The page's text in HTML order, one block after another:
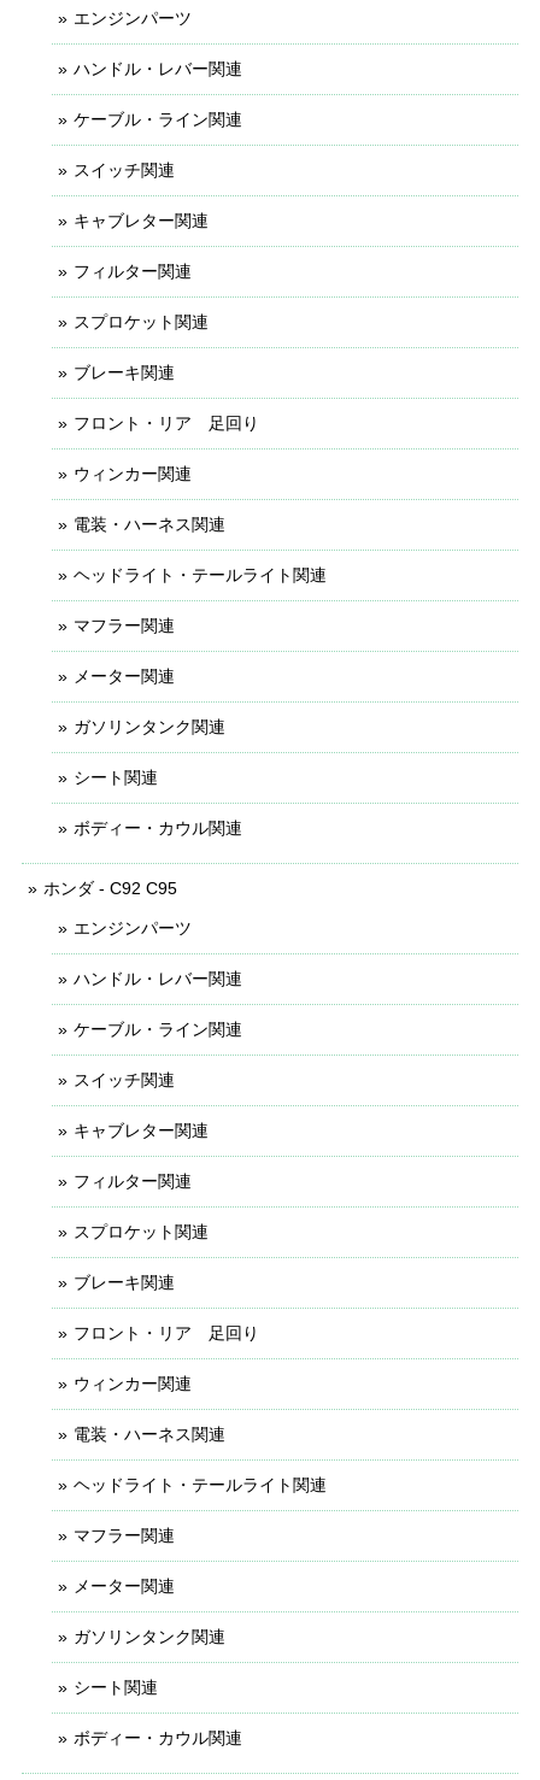
エンジンパーツ
ハンドル・レバー関連
ケーブル・ライン関連
スイッチ関連
キャブレター関連
フィルター関連
スプロケット関連
ブレーキ関連
フロント・リア 足回り
ウィンカー関連
電装・ハーネス関連
ヘッドライト・テールライト関連
マフラー関連
メーター関連
ガソリンタンク関連
シート関連
ボディー・カウル関連
ホンダ - C92 C95
エンジンパーツ
ハンドル・レバー関連
ケーブル・ライン関連
スイッチ関連
キャブレター関連
フィルター関連
スプロケット関連
ブレーキ関連
フロント・リア 足回り
ウィンカー関連
電装・ハーネス関連
ヘッドライト・テールライト関連
マフラー関連
メーター関連
ガソリンタンク関連
シート関連
ボディー・カウル関連